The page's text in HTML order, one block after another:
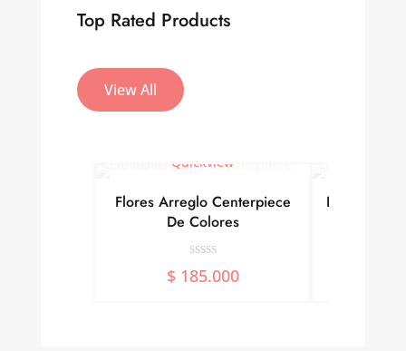
Top Rated Products
View All
Quickview
Flores Arreglo Centerpiece
De Colores
$185.000
Ramo 12